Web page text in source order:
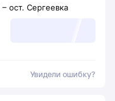
– ост. Сергеевка
Увидели ошибку?